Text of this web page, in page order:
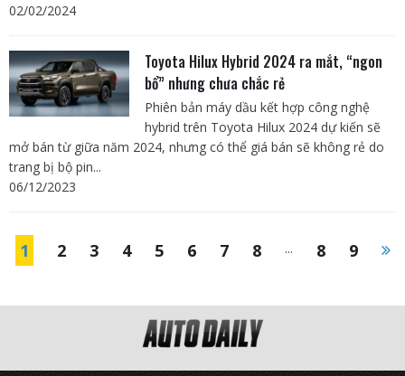
02/02/2024
Toyota Hilux Hybrid 2024 ra mắt, “ngon
bổ” nhưng chưa chắc rẻ
Phiên bản máy dầu kết hợp công nghệ
hybrid trên Toyota Hilux 2024 dự kiến sẽ
mở bán từ giữa năm 2024, nhưng có thể giá bán sẽ không rẻ do
trang bị bộ pin...
06/12/2023
1 2 3 4 5 6 7 8 ... 8 9